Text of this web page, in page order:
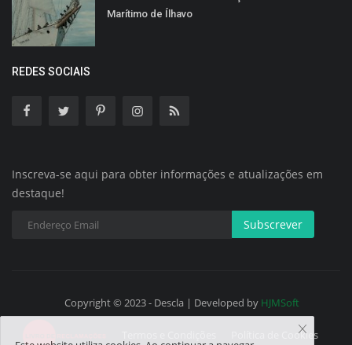
Marítimo de Ílhavo
REDES SOCIAIS
Inscreva-se aqui para obter informações e atualizações em
destaque!
Subscrever
Copyright © 2023 - Descla | Developed by HJMSoft
Política de Cookies